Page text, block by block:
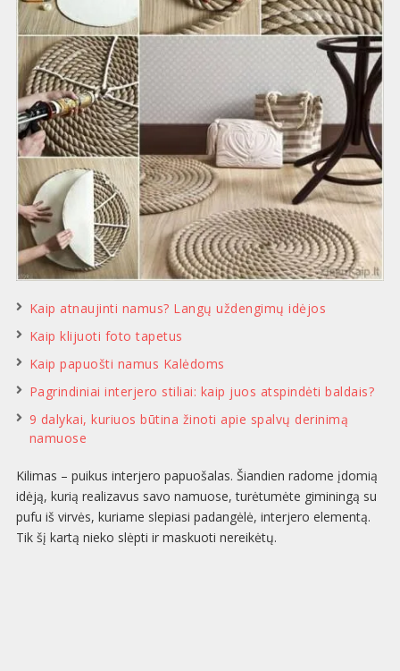
Kaip atnaujinti namus? Langų uždengimų idėjos
Kaip klijuoti foto tapetus
Kaip papuošti namus Kalėdoms
Pagrindiniai interjero stiliai: kaip juos atspindėti baldais?
9 dalykai, kuriuos būtina žinoti apie spalvų derinimą
namuose
Kilimas – puikus interjero papuošalas. Šiandien radome įdomią
idėją, kurią realizavus savo namuose, turėtumėte giminingą su
pufu iš virvės, kuriame slepiasi padangėlė, interjero elementą.
Tik šį kartą nieko slėpti ir maskuoti nereikėtų.